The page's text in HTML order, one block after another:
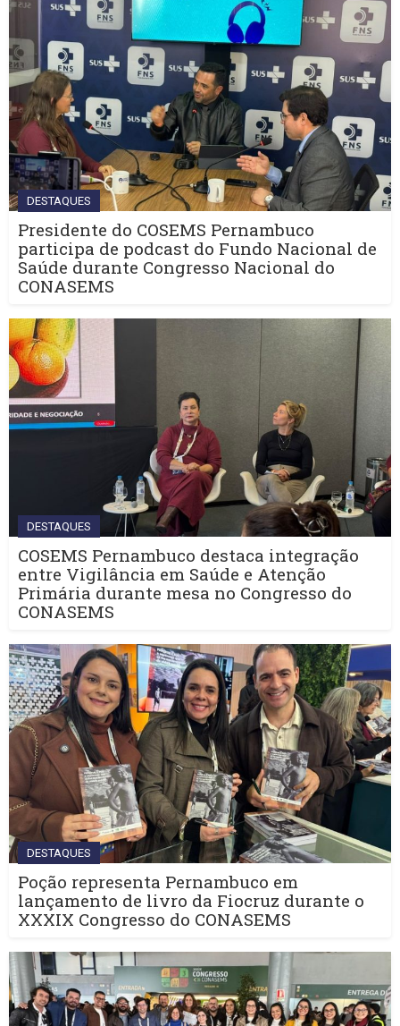
DESTAQUES
Presidente do COSEMS Pernambuco
participa de podcast do Fundo Nacional de
Saúde durante Congresso Nacional do
CONASEMS
DESTAQUES
COSEMS Pernambuco destaca integração
entre Vigilância em Saúde e Atenção
Primária durante mesa no Congresso do
CONASEMS
DESTAQUES
Poção representa Pernambuco em
lançamento de livro da Fiocruz durante o
XXXIX Congresso do CONASEMS